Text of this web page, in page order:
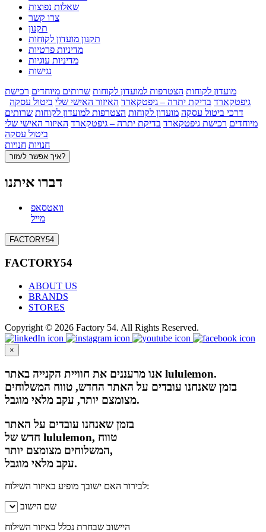
שאלות נפוצות
צרו קשר
תקנון
תקנון מועדון לקוחות
מדיניות פרטיות
מדיניות עוגיות
נגישות
מועדון לקוחות הצטרפות למועדון לקוחות שרותים מיוחדים רכישת
גיפטקארד בדיקת יתרה – גיפטקארד האיזור האישי שלי ביטול עסקה
דרכי ביטול עסקה מועדון לקוחות הצטרפות למועדון לקוחות שרותים
מיוחדים רכישת גיפטקארד בדיקת יתרה – גיפטקארד האיזור האישי שלי
ביטול עסקה
חנויות חנויות
איך אפשר לעזור?
דברו איתנו
וואטסאפ
מייל
FACTORY54
FACTORY54
ABOUT US
BRANDS
STORES
Copyright © 2026 Factory 54. All Rights Reserved.
×
אנו מרעננים את חוויית הקנייה באתר lululemon.
בזמן שאנחנו עובדים על האתר החדש, טווח המשלוחים
מצומצם יותר, עקב מלאי מוגבל.
בזמן שאנחנו עובדים על האתר
חדש של lululemon, טווח
המשלוחים מצומצם יותר,
עקב מלאי מוגבל.
לבירור האם ישובך מופיע באיזור השילוח:
שם הישוב
היישוב שבחרת נכלל באיזור השילוח